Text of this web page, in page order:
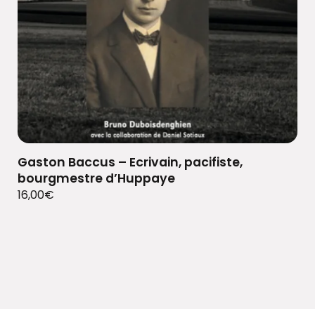
Gaston Baccus – Ecrivain, pacifiste,
bourgmestre d’Huppaye
16,00€